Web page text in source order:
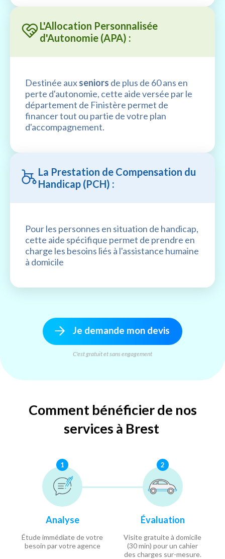
L'Allocation Personnalisée
d'Autonomie (APA) :
Destinée auxseniors de plus de 60 ans en
perte d'autonomie, cette aide versée par le
département de Finistère permet de
financer tout ou partie de votre plan
d'accompagnement.
La Prestation de Compensation du
Handicap (PCH) :
Pour les personnes en situation de handicap,
cette aide spécifique permet de prendre en
charge les besoins liés à l'assistance humaine
à domicile
Je demande mon devis
C'est gratuit et sans engagement
Comment bénéficier de nos
services à Brest
1
Analyse
Étude immédiate de votre
besoin par votre agence
2
Évaluation
Visite gratuite à domicile
(30 min) pour un cahier
des charges sur-mesure.